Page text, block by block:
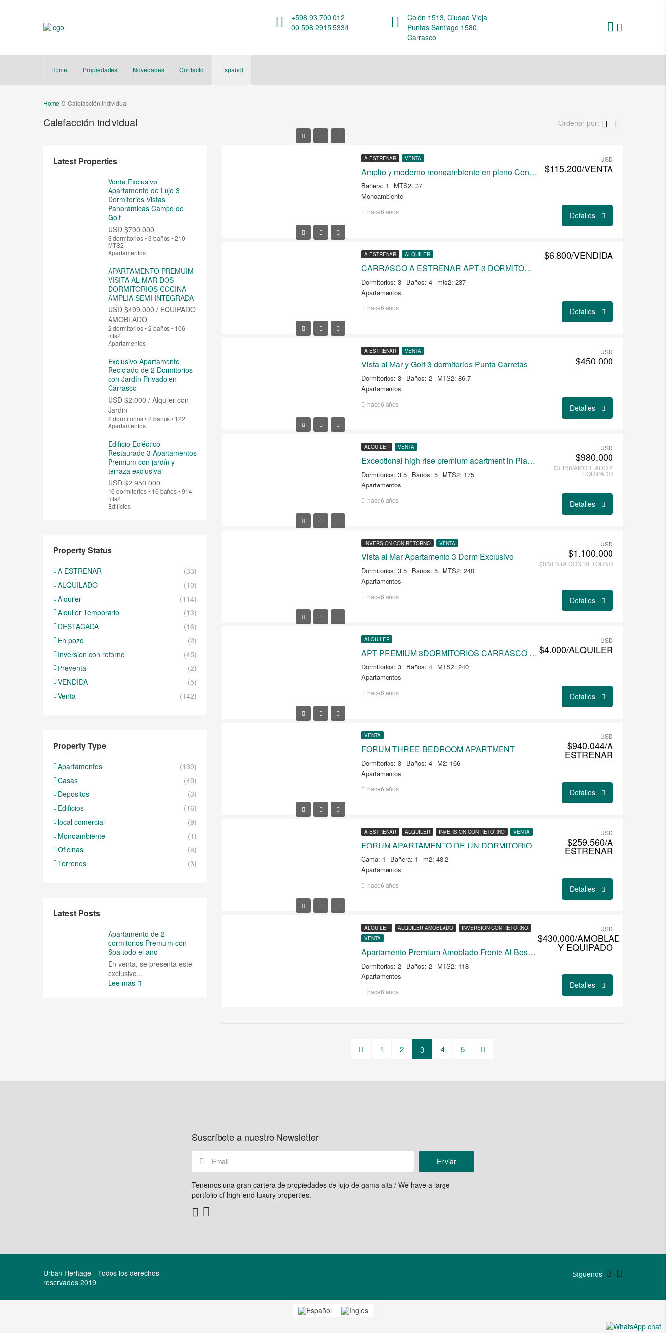
Colón 1513, Ciudad Vieja
Puntas Santiago 1580,
Carrasco
+598 93 700 012
00 598 2915 5334
Home Propiedades Novedades Contacto Español
Home Calefacción individual
Calefacción individual Ordenar por:
A ESTRENAR VENTA
Amplio y moderno monoambiente en pleno Centro
Bañera: 1
MTS2: 37
Monoambiente
hace6 años
USD
$115.200/VENTA
Detalles
A ESTRENAR ALQUILER
CARRASCO A ESTRENAR APT 3 DORMITORIOS
Dormitorios: 3 Baños: 4 mts2: 237
Apartamentos
hace6 años
$6.800/VENDIDA
Detalles
A ESTRENAR VENTA
Vista al Mar y Golf 3 dormitorios Punta Carretas
Dormitorios: 3 Baños: 2 MTS2: 86.7
Apartamentos
hace6 años
USD
$450.000
Detalles
ALQUILER VENTA
Exceptional high rise premium apartment in Playa Brava
Dormitorios: 3.5 Baños: 5 MTS2: 175
Apartamentos
hace6 años
USD
$980.000
$3.166/AMOBLADO Y
EQUIPADO
Detalles
INVERSION CON RETORNO VENTA
Vista al Mar Apartamento 3 Dorm Exclusivo
Dormitorios: 3.5 Baños: 5 MTS2: 240
Apartamentos
hace6 años
USD
$1.100.000
$0/VENTA CON RETORNO
Detalles
ALQUILER
APT PREMIUM 3DORMITORIOS CARRASCO SUR TERRAZA PROPIA
Dormitorios: 3 Baños: 4 MTS2: 240
Apartamentos
hace6 años
USD
$4.000/ALQUILER
Detalles
VENTA
FORUM THREE BEDROOM APARTMENT
Dormitorios: 3 Baños: 4 M2: 166
Apartamentos
hace6 años
USD
$940.044/A
ESTRENAR
Detalles
A ESTRENAR ALQUILER INVERSION CON RETORNO VENTA
FORUM APARTAMENTO DE UN DORMITORIO
Cama: 1 Bañera: 1
m2: 48.2
Apartamentos
hace6 años
USD
$259.560/A
ESTRENAR
Detalles
ALQUILER ALQUILER AMOBLADO
INVERSION CON RETORNO
VENTA
Apartamento Premium Amoblado Frente Al Bosque
Dormitorios: 2 Baños: 2 MTS2: 118
Apartamentos
hace6 años
USD
$430.000/AMOBLADO
Y EQUIPADO
Detalles
1 2 3 4 5
Latest Properties
Venta Exclusivo
Apartamento de Lujo 3
Dormitorios Vistas
Panorámicas Campo de
Golf
USD $790.000
3 dormitorios • 3 baños • 210
MTS2
Apartamentos
APARTAMENTO PREMUIM
VISITA AL MAR DOS
DORMITORIOS COCINA
AMPLIA SEMI INTEGRADA
USD $499.000 / EQUIPADO
AMOBLADO
2 dormitorios • 2 baños • 106
mts2
Apartamentos
Exclusivo Apartamento
Reciclado de 2 Dormitorios
con Jardín Privado en
Carrasco
USD $2.000 / Alquiler con
Jardin
2 dormitorios • 2 baños • 122
Apartamentos
Edificio Ecléctico
Restaurado 3 Apartamentos
Premium con jardín y
terraza exclusiva
USD $2.950.000
16 dormitorios • 16 baños • 914
mts2
Edificios
Property Status
A ESTRENAR
(33)
ALQUILADO
(10)
Alquiler
(114)
Alquiler Temporario
(13)
DESTACADA
(16)
En pozo
(2)
Inversion con retorno
(45)
Preventa
(2)
VENDIDA
(5)
Venta
(142)
Property Type
Apartamentos
(139)
Casas
(49)
Depositos
(3)
Edificios
(16)
local comercial
(9)
Monoambiente
(1)
Oficinas
(6)
Terrenos
(3)
Latest Posts
Apartamento de 2
dormitorios Premuim con
Spa todo el año
En venta, se presenta este
exclusivo...
Lee mas
Suscríbete a nuestro Newsletter
Enviar
Tenemos una gran cartera de propiedades de lujo de gama alta / We have a large
portfolio of high-end luxury properties.
Urban Heritage - Todos los derechos
reservados 2019
Síguenos